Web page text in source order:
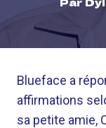
Blueface a
affirmations
sa petite amie,